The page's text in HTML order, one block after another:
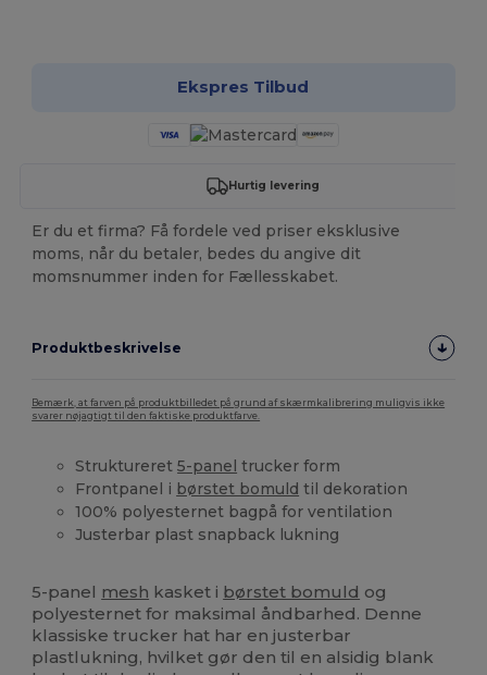
Ekspres Tilbud
Hurtig levering
Er du et firma? Få fordele ved priser eksklusive
moms, når du betaler, bedes du angive dit
momsnummer inden for Fællesskabet.
Produktbeskrivelse
Bemærk, at farven på produktbilledet på grund af skærmkalibrering muligvis ikke
svarer nøjagtigt til den faktiske produktfarve.
Struktureret5-panel trucker form
Frontpanel i børstet bomuld til dekoration
100% polyesternet bagpå for ventilation
Justerbar plast snapback lukning
5-panel mesh kasket i børstet bomuld og
polyesternet for maksimal åndbarhed. Denne
klassiske trucker hat har en justerbar
plastlukning, hvilket gør den til en alsidig blank